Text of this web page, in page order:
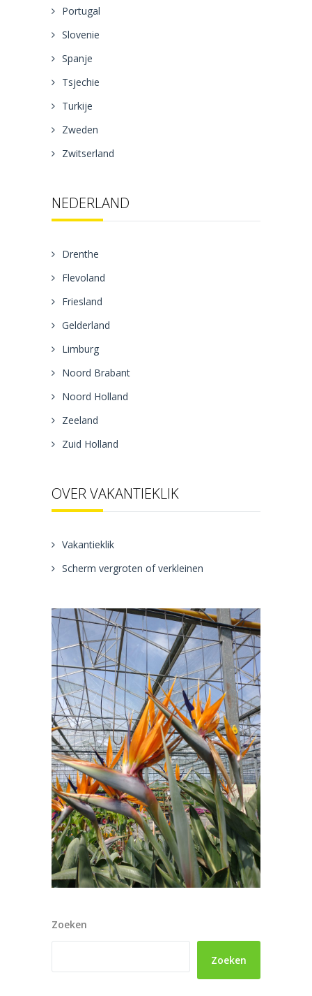
Portugal
Slovenie
Spanje
Tsjechie
Turkije
Zweden
Zwitserland
NEDERLAND
Drenthe
Flevoland
Friesland
Gelderland
Limburg
Noord Brabant
Noord Holland
Zeeland
Zuid Holland
OVER VAKANTIEKLIK
Vakantieklik
Scherm vergroten of verkleinen
Zoeken
Zoeken